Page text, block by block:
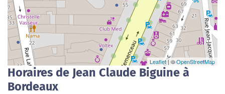
Leaflet| ©OpenStreetMap
Horaires de Jean Claude Biguine à
Bordeaux